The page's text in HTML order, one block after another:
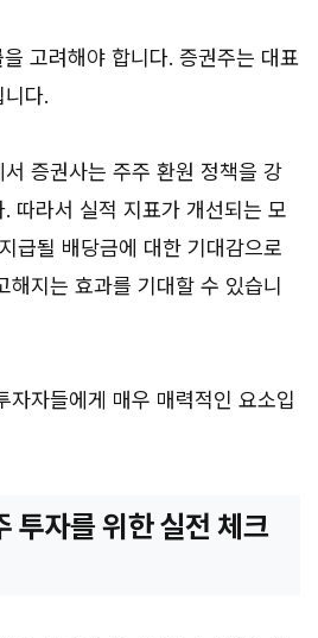
을 고려해야 합니다. 증권주는 대표
다.
증권사는 주주 환원 정책을 강
따라서 실적 지표가 개선되는 모
급될 배당금에 대한 기대감으로
해지는 효과를 기대할 수 있습니
자자들에게 매우 매력적인 요소입
투자를 위한 실전 체크